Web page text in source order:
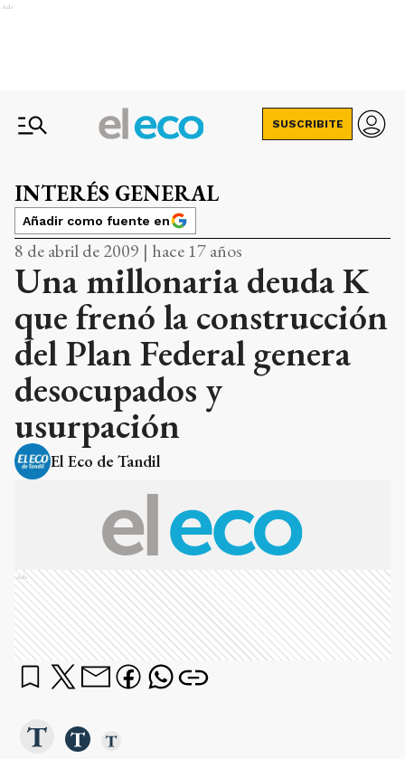
Ads
SUSCRIBITE
INTERÉS GENERAL
Añadir como fuente en
8 de abril de 2009 | hace 17 años
Una millonaria deuda K
que frenó la construcción
del Plan Federal genera
desocupados y
usurpación
El Eco de Tandil
Ads